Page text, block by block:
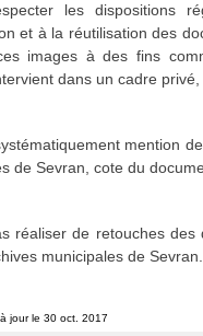
les dispositions
et à la réutilisation des
images à des fins
dans un cadre
mention
de Sevran, cote du
réaliser de retouches des
municipales de Sevran.
jour le 30 oct. 2017